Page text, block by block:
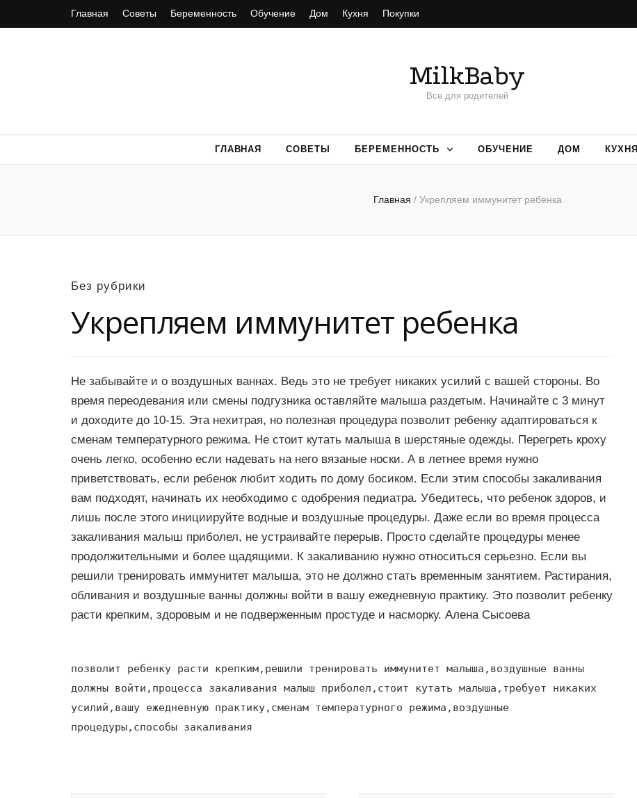
Главная Советы Беременность Обучение Дом Кухня Покупки
MilkBaby
Все для родителей
ГЛАВНАЯ СОВЕТЫ БЕРЕМЕННОСТЬ ОБУЧЕНИЕ ДОМ КУХНЯ
Главная / Укрепляем иммунитет ребенка
Без рубрики
Укрепляем иммунитет ребенка
Не забывайте и о воздушных ваннах. Ведь это не требует никаких усилий с вашей стороны. Во
время переодевания или смены подгузника оставляйте малыша раздетым. Начинайте с 3 минут
и доходите до 10-15. Эта нехитрая, но полезная процедура позволит ребенку адаптироваться к
сменам температурного режима. Не стоит кутать малыша в шерстяные одежды. Перегреть кроху
очень легко, особенно если надевать на него вязаные носки. А в летнее время нужно
приветствовать, если ребенок любит ходить по дому босиком. Если этим способы закаливания
вам подходят, начинать их необходимо с одобрения педиатра. Убедитесь, что ребенок здоров, и
лишь после этого инициируйте водные и воздушные процедуры. Даже если во время процесса
закаливания малыш приболел, не устраивайте перерыв. Просто сделайте процедуры менее
продолжительными и более щадящими. К закаливанию нужно относиться серьезно. Если вы
решили тренировать иммунитет малыша, это не должно стать временным занятием. Растирания,
обливания и воздушные ванны должны войти в вашу ежедневную практику. Это позволит ребенку
расти крепким, здоровым и не подверженным простуде и насморку. Алена Сысоева
позволит ребенку расти крепким,решили тренировать иммунитет малыша,воздушные ванны
должны войти,процесса закаливания малыш приболел,стоит кутать малыша,требует никаких
усилий,вашу ежедневную практику,сменам температурного режима,воздушные
процедуры,способы закаливания